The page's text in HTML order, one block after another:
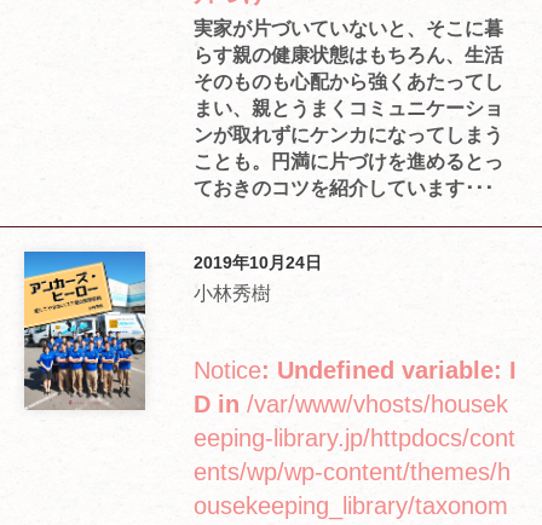
実家が片づいていないと、そこに暮
らす親の健康状態はもちろん、生活
そのものも心配から強くあたってし
まい、親とうまくコミュニケーショ
ンが取れずにケンカになってしまう
ことも。円満に片づけを進めるとっ
ておきのコツを紹介しています･･･
2019年10月24日
小林秀樹
Notice: Undefined variable: I
D in /var/www/vhosts/housek
eeping-library.jp/httpdocs/cont
ents/wp/wp-content/themes/h
ousekeeping_library/taxonom